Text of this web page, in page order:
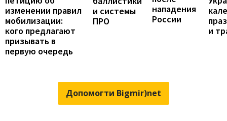
изменении правил
мобилизации:
кого предлагают
призывать в
первую очередь
и системы
ПРО
нападения
России
и
Допомогти Bigmir)net